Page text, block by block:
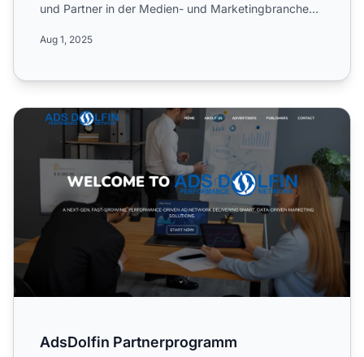
und Partner in der Medien- und Marketingbranche
Aug 1, 2025
AdsDolfin Partnerprogramm
AdsDolfin Partnerprogramm